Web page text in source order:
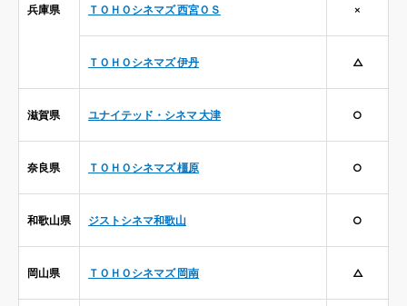
兵庫県 ＴＯＨＯシネマズ 西宮ＯＳ ×
ＴＯＨＯシネマズ 伊丹 △
滋賀県 ユナイテッド・シネマ 大津 ○
奈良県 ＴＯＨＯシネマズ 橿原 ○
和歌山県 ジストシネマ和歌山 ○
岡山県 ＴＯＨＯシネマズ 岡南 △